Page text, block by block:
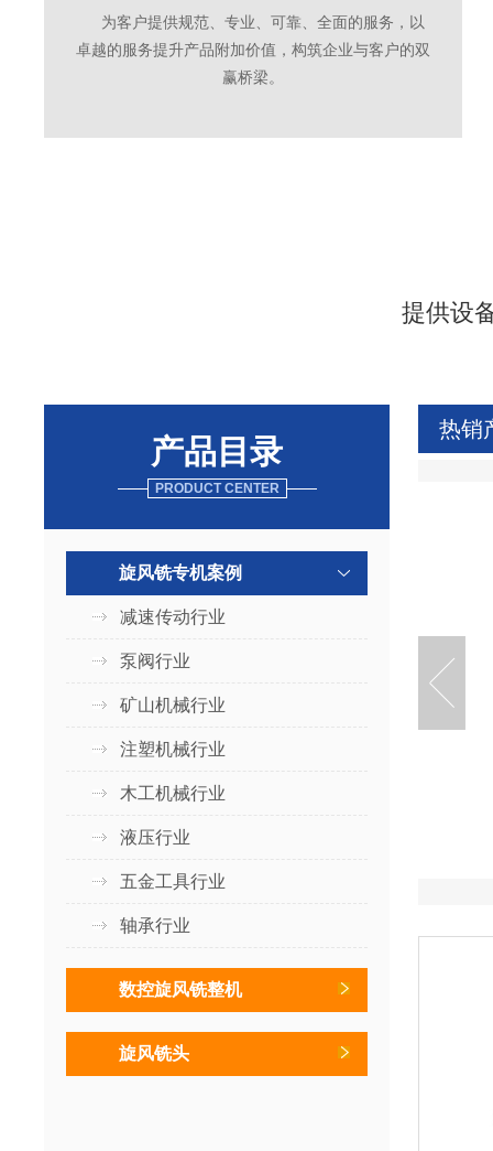
为客户提供规范、专业、可靠、全面的服务，以
卓越的服务提升产品附加价值，构筑企业与客户的双
赢桥梁。
提供设
产品目录
PRODUCT CENTER
旋风铣专机案例
减速传动行业
泵阀行业
矿山机械行业
注塑机械行业
木工机械行业
液压行业
五金工具行业
轴承行业
数控旋风铣整机
旋风铣头
热销